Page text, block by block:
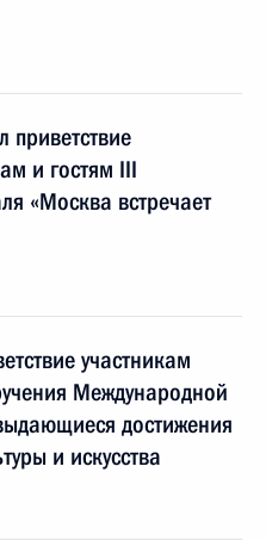
приветствие
и гостям III
«Москва встречает
участникам
Международной
достижения
и искусства